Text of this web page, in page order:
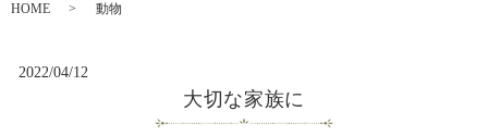
HOME 動物
2022/04/12
大切な家族に